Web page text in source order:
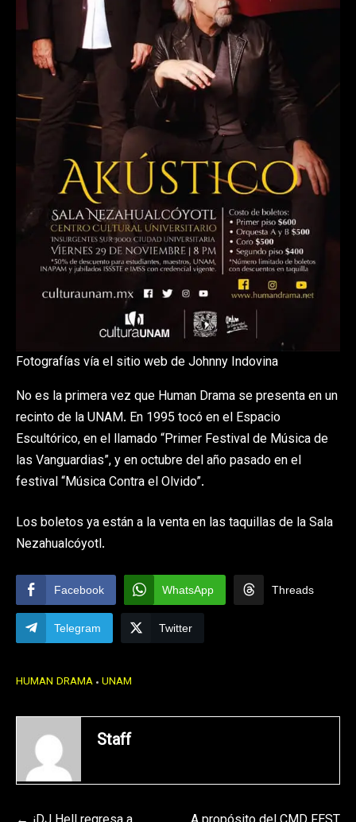
Fotografías vía el sitio web de Johnny Indovina
No es la primera vez que Human Drama se presenta en un
recinto de la UNAM. En 1995 tocó en el Espacio
Escultórico, en el llamado “Primer Festival de Música de
las Vanguardias”, y en octubre del año pasado en el
festival “Música Contra el Olvido”.
Los boletos ya están a la venta en las taquillas de la Sala
Nezahualcóyotl.
Facebook WhatsApp Threads
Telegram Twitter
HUMAN DRAMA UNAM
Staff